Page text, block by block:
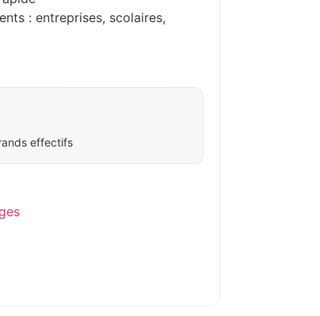
: entreprises, scolaires,
effectifs